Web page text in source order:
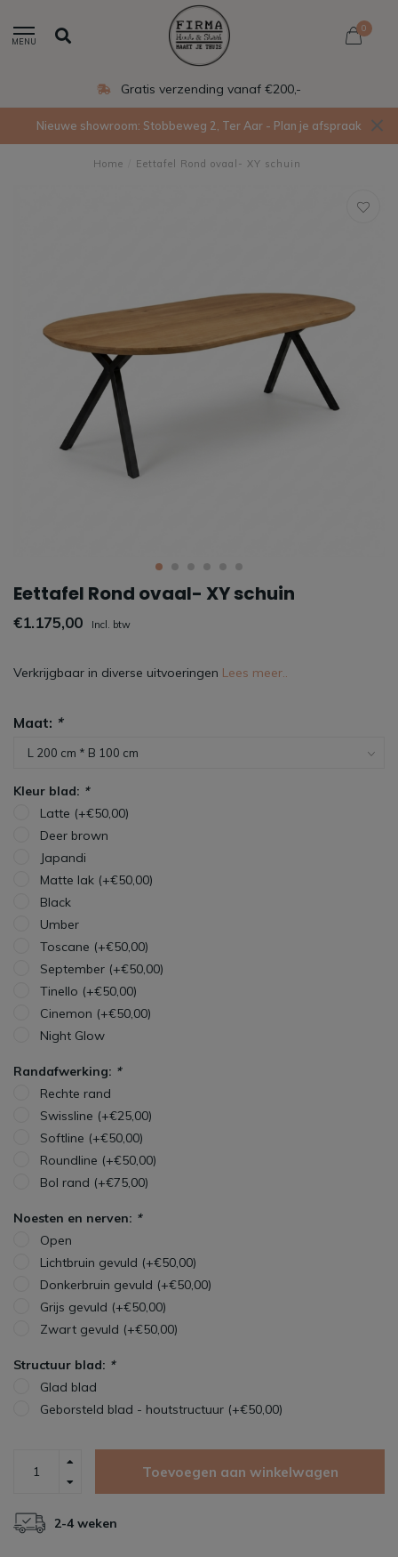
MENU
0
vanaf €200,-
Nieuwe showroom: Stobbeweg 2, Ter Aar - Plan je afspraak
Home Eettafel Rond ovaal- XY schuin
Eettafel Rond ovaal- XY schuin
€1.175,00 Incl. btw
Verkrijgbaar in diverse uitvoeringen Lees meer..
Maat: *
Kleur blad: *
Latte (+€50,00)
Deer brown
Japandi
Matte lak (+€50,00)
Black
Umber
Toscane (+€50,00)
September (+€50,00)
Tinello (+€50,00)
Cinemon (+€50,00)
Night Glow
Randafwerking: *
Rechte rand
Swissline (+€25,00)
Softline (+€50,00)
Roundline (+€50,00)
Bol rand (+€75,00)
Noesten en nerven: *
Open
Lichtbruin gevuld (+€50,00)
Donkerbruin gevuld (+€50,00)
Grijs gevuld (+€50,00)
Zwart gevuld (+€50,00)
Structuur blad: *
Glad blad
Geborsteld blad - houtstructuur (+€50,00)
Toevoegen aan winkelwagen
2-4 weken